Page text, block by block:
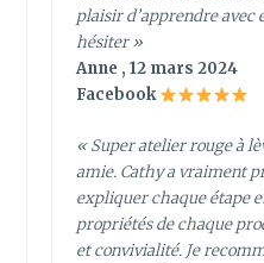
plaisir d’apprendre avec
hésiter »
Anne , 12 mars 2024
Facebook
« Super atelier rouge à
amie. Cathy a vraiment
expliquer chaque étape
propriétés de chaque
et convivialité. Je